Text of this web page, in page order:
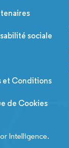
sociale
et Conditions
de Cookies
Intelligence.